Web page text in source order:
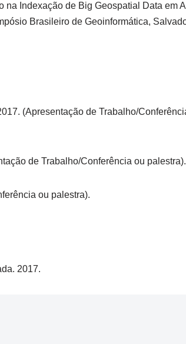
na Indexação de Big Geospatial Data em
Brasileiro de Geoinformática,
(Apresentação de Trabalho/
de Trabalho/Conferência ou palestra).
ou palestra).
2017.